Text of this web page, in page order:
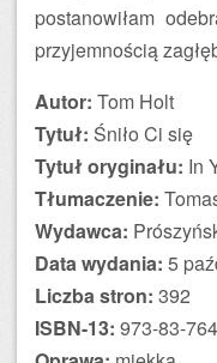
postanowiłam
przyjemnością
Autor: Tom Holt
Tytuł: Śniło Ci się
Tytuł oryginału: In
Tłumaczenie:
Wydawca:
Data wydania: 5
Liczba stron: 392
ISBN-13: 973-83-